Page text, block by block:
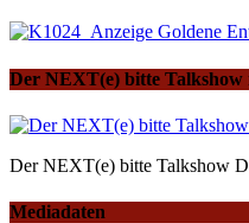
Der NEXT(e) bitte
Der NEXT(e) bitte Talkshow
Mediadaten